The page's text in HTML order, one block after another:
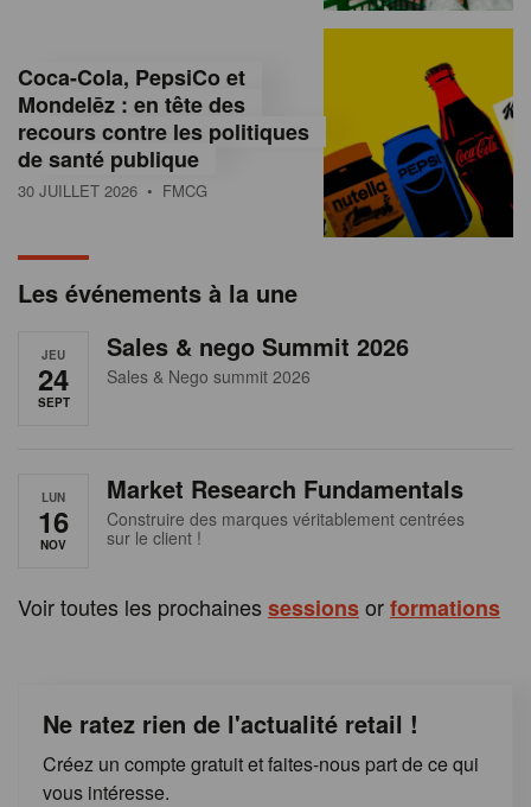
e
e
a
Coca-Cola, PepsiCo et
Mondelēz : en tête des
recours contre les politiques
de santé publique
30 JUILLET 2026 • FMCG
Les événements à la une
JEU
24
SEPT
Sales & nego Summit 2026
Sales & Nego summit 2026
LUN
16
NOV
Market Research Fundamentals
Construire des marques véritablement centrées
sur le client !
Voir toutes les prochaines sessionsorformations
Ne ratez rien de l'actualité retail !
Créez un compte gratuit et faites-nous part de ce qui
vous intéresse.